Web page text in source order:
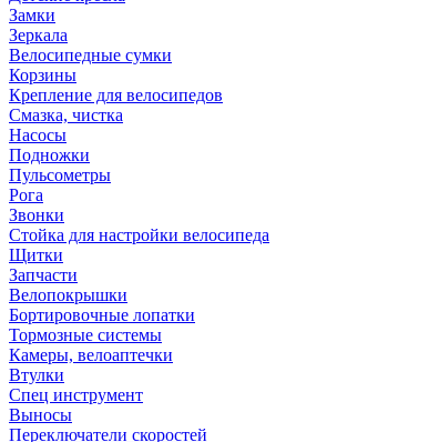
Замки
Зеркала
Велосипедные сумки
Корзины
Крепление для велосипедов
Смазка, чистка
Насосы
Подножки
Пульсометры
Рога
Звонки
Стойка для настройки велосипеда
Щитки
Запчасти
Велопокрышки
Бортировочные лопатки
Тормозные системы
Камеры, велоаптечки
Втулки
Спец инструмент
Выносы
Переключатели скоростей